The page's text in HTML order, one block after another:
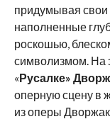
придумывая
наполненные
роскошью,
символизмом. На
«Русалке»
оперную сцену в
из оперы